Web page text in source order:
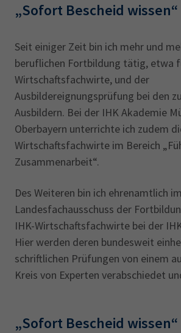
„Sofort Bescheid wissen“
Seit einiger Zeit bin ich mehr und
beruflichen Fortbildung tätig, etwa
Wirtschaftsfachwirte, und der
Ausbildereignungsprüfung bei den
Ausbildern. Bei der IHK Akademie
Oberbayern unterrichte ich zudem
Wirtschaftsfachwirte im Bereich
Zusammenarbeit“.
Des Weiteren bin ich ehrenamtlich im
Landesfachausschuss der
IHK-Wirtschaftsfachwirte bei der
Hier werden deren bundesweit
schriftlichen Prüfungen von einem
Kreis von Experten verabschiedet
„Sofort Bescheid wissen“